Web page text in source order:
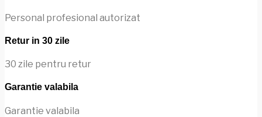
Personal profesional autorizat
Retur in 30 zile
30 zile pentru retur
Garantie valabila
Garantie valabila